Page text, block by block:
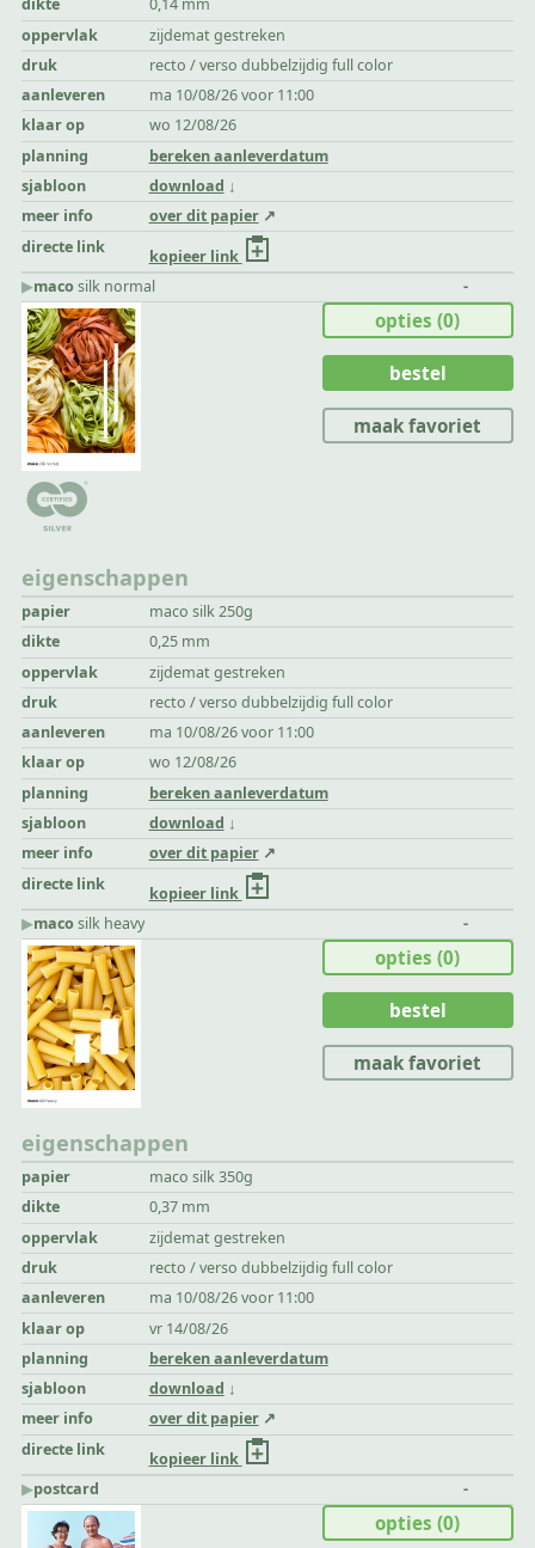
dikte
0,14 mm
oppervlak
zijdemat gestreken
druk
recto / verso dubbelzijdig full color
aanleveren
ma 10/08/26 voor 11:00
klaar op
wo 12/08/26
planning
bereken aanleverdatum
sjabloon
download
meer info
over dit papier
directe link
kopieer link
▶︎macosilk normal -
eigenschappen
papier
maco silk 250g
dikte
0,25 mm
oppervlak
zijdemat gestreken
druk
recto / verso dubbelzijdig full color
aanleveren
ma 10/08/26 voor 11:00
klaar op
wo 12/08/26
planning
bereken aanleverdatum
sjabloon
download
meer info
over dit papier
directe link
kopieer link
opties(0)
bestel
maak favoriet
▶︎macosilk heavy -
eigenschappen
papier
maco silk 350g
dikte
0,37 mm
oppervlak
zijdemat gestreken
druk
recto / verso dubbelzijdig full color
aanleveren
ma 10/08/26 voor 11:00
klaar op
vr 14/08/26
planning
bereken aanleverdatum
sjabloon
download
meer info
over dit papier
directe link
kopieer link
opties(0)
bestel
maak favoriet
▶︎postcard -
opties(0)